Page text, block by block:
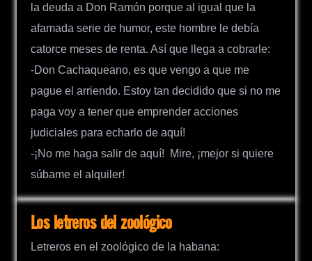
la deuda a Don Ramón porque al igual que la
afamada serie de humor, este hombre le debía
catorce meses de renta. Así que llega a cobrarle:
-Don Cachaqueano, es que vengo a que me
pague el arriendo. Estoy tan decidido que si no me
paga voy a tener que emprender acciones
judiciales para echarlo de aquí!
-¡No me haga salir de aquí! Mire, ¡mejor si quiere
súbame el alquiler!
Los letreros del zoológico
Letreros en el zoológico de la habana: